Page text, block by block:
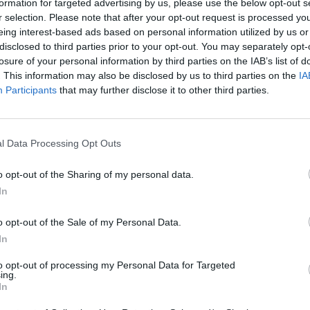
for targeted advertising by us, please use the below opt-out
selection. Please note that after your opt-out request is processed
interest-based ads based on personal information utilized by us
to third parties prior to your opt-out. You may separately
of your personal information by third parties on the IAB’s list of
This information may also be disclosed by us to third parties on the
Participants that may further disclose it to other third parties.
Data Processing Opt Outs
opt-out of the Sharing of my personal data.
opt-out of the Sale of my Personal Data.
opt-out of processing my Personal Data for Targeted
se a odpovědět
Smazaný |Předmět:RE: RE: RE:
toho si nelze víc než vysoce cenit
Předmět: